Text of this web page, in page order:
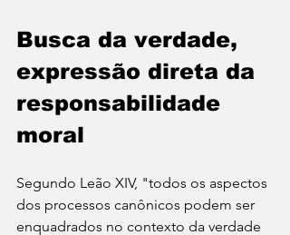
Busca da verdade,
expressão direta da
responsabilidade
moral
Segundo Leão XIV, "todos os aspectos
dos processos canônicos podem ser
enquadrados no contexto da verdade